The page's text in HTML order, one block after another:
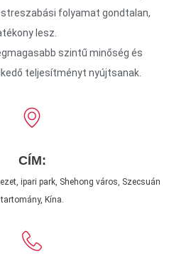
folyamat gondtalan,
lesz.
szintű minőség és
teljesítményt nyújtsanak.
CÍM:
ipari park, Shehong város, Szecsuán
tartomány, Kína.